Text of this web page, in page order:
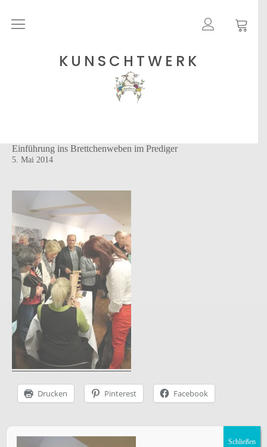
KUNSCHTWERK
Rohgarne
Strickanleitungen
Etsy – Garne
Über
Blog
Newsletter
Instagram facebook
Einführung ins Brettchenweben im Prediger
5. Mai 2014
Drucken Pinterest Facebook
Vorheriger BeitragBrettchenborte des Krönungsmantels im MuseumSchließen